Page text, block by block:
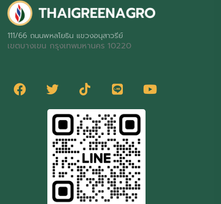
111/66 ถนนพหลโยธิน แขวงอนุสาวรีย์
เขตบางเขน กรุงเทพมหานคร 10220